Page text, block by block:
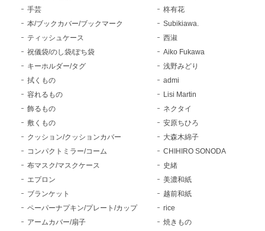
手芸
本/ブックカバー/ブックマーク
ティッシュケース
祝儀袋/のし袋/ぽち袋
キーホルダー/タグ
拭くもの
容れるもの
飾るもの
敷くもの
クッション/クッションカバー
コンパクトミラー/コーム
布マスク/マスクケース
エプロン
ブランケット
ペーパーナプキン/プレート/カップ
アームカバー/扇子
柊有花
Subikiawa.
西淑
Aiko Fukawa
浅野みどり
admi
Lisi Martin
ネクタイ
安原ちひろ
大森木綿子
CHIHIRO SONODA
史緒
美濃和紙
越前和紙
rice
焼きもの